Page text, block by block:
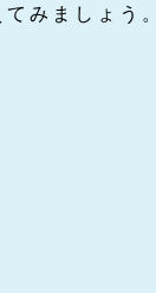
みましょう。